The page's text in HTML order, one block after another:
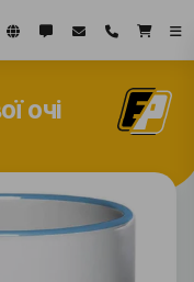
очі